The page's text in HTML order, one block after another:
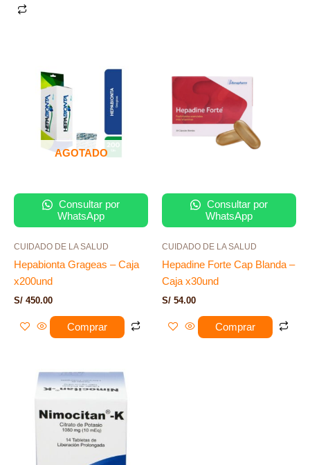
AGOTADO
Consultar por
WhatsApp
CUIDADO DE LA SALUD
Hepabionta Grageas – Caja
x200und
S/ 450.00
Comprar
Consultar por
WhatsApp
CUIDADO DE LA SALUD
Hepadine Forte Cap Blanda –
Caja x30und
S/ 54.00
Comprar